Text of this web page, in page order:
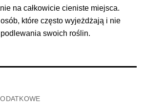
na całkowicie cieniste miejsca.
które często wyjeżdżają i nie
swoich roślin.